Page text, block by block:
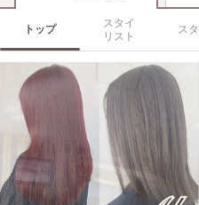
トップ
スタイ
リスト
ス